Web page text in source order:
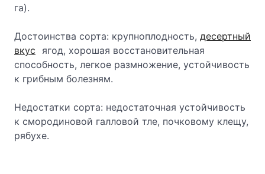
га).
Достоинства сорта: крупноплодность, десертный
вкус
ягод, хорошая восстановительная
способность, легкое размножение, устойчивость
к грибным болезням.
Недостатки сорта: недостаточная устойчивость
к смородиновой галловой тле, почковому клещу,
рябухе.